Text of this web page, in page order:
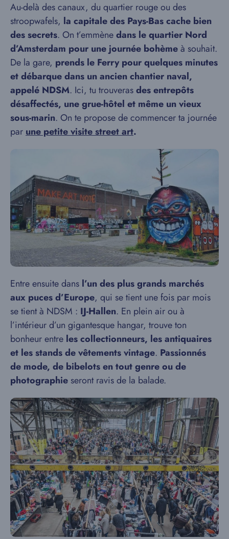
Au-delà des canaux, du quartier rouge ou des
stroopwafels, la capitale des Pays-Bas cache bien
des secrets. On t’emmènedans le quartier Nord
d’Amsterdam pour une journée bohèmeà souhait.
De la gare, prends le Ferry pour quelques minutes
et débarque dans un ancien chantier naval,
appelé NDSM. Ici, tu trouverasdes entrepôts
désaffectés, une grue-hôtel et même un vieux
sous-marin. On te propose de commencer ta journée
par une petite visite street art.
Entre ensuite dans l’un des plus grands marchés
aux puces d’Europe, qui se tient une fois par mois
se tient à NDSM : IJ-Hallen. En plein air ou à
l’intérieur d’un gigantesque hangar, trouve ton
bonheur entre les collectionneurs, les antiquaires
et les stands de vêtements vintage. Passionnés
de mode, de bibelots en tout genre ou de
photographie seront ravis de la balade.